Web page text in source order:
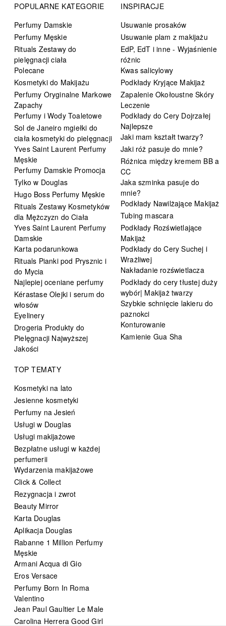
POPULARNE KATEGORIE
Perfumy Damskie
Perfumy Męskie
Rituals Zestawy do
pielęgnacji ciała
Polecane
Kosmetyki do Makijażu
Perfumy Oryginalne Markowe
Zapachy
Perfumy i Wody Toaletowe
Sol de Janeiro mgiełki do
ciała kosmetyki do pielęgnacji
Yves Saint Laurent Perfumy
Męskie
Perfumy Damskie Promocja
Tylko w Douglas
Hugo Boss Perfumy Męskie
Rituals Zestawy Kosmetyków
dla Mężczyzn do Ciała
Yves Saint Laurent Perfumy
Damskie
Karta podarunkowa
Rituals Pianki pod Prysznic i
do Mycia
Najlepiej oceniane perfumy
Kérastase Olejki i serum do
włosów
Eyelinery
Drogeria Produkty do
Pielęgnacji Najwyższej
Jakości
INSPIRACJE
Usuwanie prosaków
Usuwanie plam z makijażu
EdP, EdT i inne - Wyjaśnienie
różnic
Kwas salicylowy
Podkłady Kryjące Makijaż
Zapalenie Okołoustne Skóry
Leczenie
Podkłady do Cery Dojrzałej
Najlepsze
Jaki mam kształt twarzy?
Jaki róż pasuje do mnie?
Różnica między kremem BB a
CC
Jaka szminka pasuje do
mnie?
Podkłady Nawilżające Makijaż
Tubing mascara
Podkłady Rozświetlające
Makijaż
Podkłady do Cery Suchej i
Wrażliwej
Nakładanie rozświetlacza
Podkłady do cery tłustej duży
wybór| Makijaż twarzy
Szybkie schnięcie lakieru do
paznokci
Konturowanie
Kamienie Gua Sha
TOP TEMATY
Kosmetyki na lato
Jesienne kosmetyki
Perfumy na Jesień
Usługi w Douglas
Usługi makijażowe
Bezpłatne usługi w każdej
perfumerii
Wydarzenia makijażowe
Click & Collect
Rezygnacja i zwrot
Beauty Mirror
Karta Douglas
Aplikacja Douglas
Rabanne 1 Million Perfumy
Męskie
Armani Acqua di Gio
Eros Versace
Perfumy Born In Roma
Valentino
Jean Paul Gaultier Le Male
Carolina Herrera Good Girl